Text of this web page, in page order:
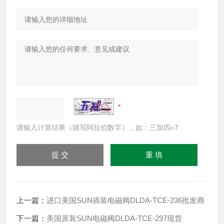
请输入计算结果（填写阿拉伯数字），如：三加四=7
上一篇：进口美国SUN插装电磁阀DLDA-TCE-236批发商
下一篇： 美国原装SUN电磁阀DLDA-TCE-297现货